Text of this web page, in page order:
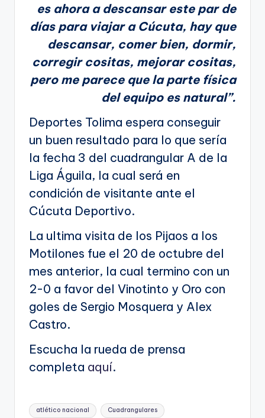
es ahora a descansar este par de
días para viajar a Cúcuta, hay que
descansar, comer bien, dormir,
corregir cositas, mejorar cositas,
pero me parece que la parte física
del equipo es natural”.
Deportes Tolima espera conseguir
un buen resultado para lo que sería
la fecha 3 del cuadrangular A de la
Liga Águila, la cual será en
condición de visitante ante el
Cúcuta Deportivo.
La ultima visita de los Pijaos a los
Motilones fue el 20 de octubre del
mes anterior, la cual termino con un
2-0 a favor del Vinotinto y Oro con
goles de Sergio Mosquera y Alex
Castro.
Escucha la rueda de prensa
completa aquí.
Etiquetas:
atlético nacional Cuadrangulares